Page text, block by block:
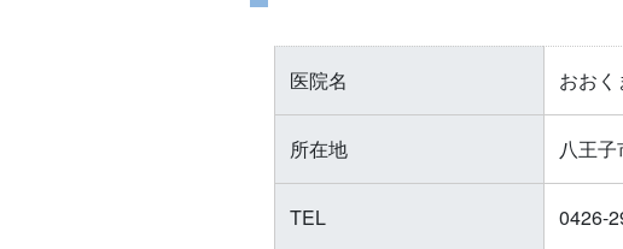
医院名 おおく
所在地 八王
TEL 0426-